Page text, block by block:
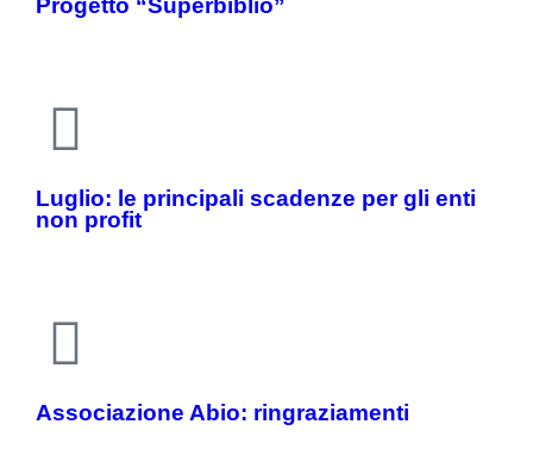
Progetto “Superbiblio”
Luglio: le principali scadenze per gli enti
non profit
Associazione Abio: ringraziamenti